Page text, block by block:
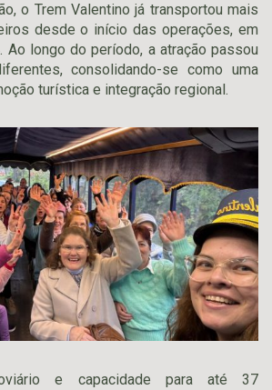
o Trem Valentino já transportou mais
desde o início das operações, em
Ao longo do período, a atração passou
consolidando-se como uma
turística e integração regional.
e capacidade para até 37